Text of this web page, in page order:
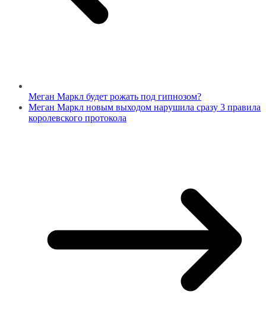
Меган Маркл будет рожать под гипнозом?
Меган Маркл новым выходом нарушила сразу 3 правила
королевского протокола